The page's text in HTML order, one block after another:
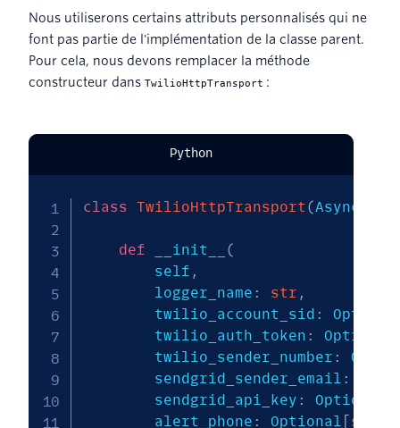
Nous utiliserons certains attributs personnalisés qui ne
font pas partie de l'implémentation de la classe parent.
Pour cela, nous devons remplacer la méthode
constructeur dans TwilioHttpTransport :
Python
class TwilioHttpTransport(
def __init__
(
        self
,
        logger_name
: str ,
        twilio_account_sid
:
        twilio_auth_token
: Optional
        twilio_sender_number
:
        sendgrid_sender_email
:
        sendgrid_api_key
: Optional
        alert_phone
: Optional [str